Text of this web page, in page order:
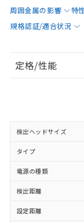
周囲金属の影響
特
規格認証/適合状況
定格/性能
検出ヘッドサイズ
タイプ
電源の種類
検出距離
設定距離